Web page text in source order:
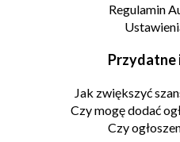
Regulamin
Przydatne
Jak zwiększyć
Czy mogę dodać
Czy